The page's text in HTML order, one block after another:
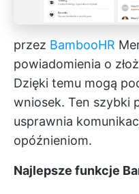
przez BambooHR
powiadomienia o
Dzięki temu mogą
wniosek. Ten szybki
usprawnia
opóźnieniom.
Najlepsze funkcje